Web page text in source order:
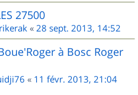
27500
« 28 sept. 2013, 14:52
à Bosc Roger
« 11 févr. 2013, 21:04